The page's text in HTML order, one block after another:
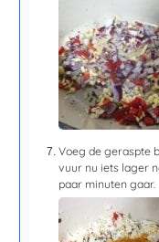
Voeg de geraspte
vuur nu iets lager
paar minuten gaar.